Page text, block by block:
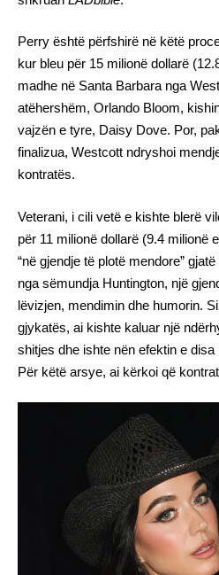
Perry është përfshirë në këtë
kur bleu për 15 milionë dollarë
madhe në Santa Barbara nga
atëhershëm, Orlando Bloom,
vajzën e tyre, Daisy Dove. Por,
finalizua, Westcott ndryshoi
kontratës.
Veterani, i cili vetë e kishte blerë
për 11 milionë dollarë (9.4 milionë
“në gjendje të plotë mendore”
nga sëmundja Huntington, një
lëvizjen, mendimin dhe humorin.
gjykatës, ai kishte kaluar një
shitjes dhe ishte nën efektin e
Për këtë arsye, ai kërkoi që